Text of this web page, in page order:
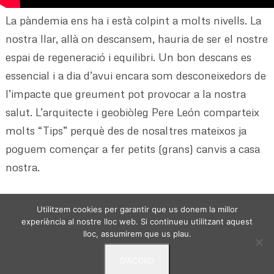
La pàndemia ens ha i està colpint a molts nivells. La
nostra llar, allà on descansem, hauria de ser el nostre
espai de regeneració i equilibri. Un bon descans es
essencial i a dia d’avui encara som desconeixedors de
l’impacte que greument pot provocar a la nostra
salut. L’arquitecte i geobiòleg Pere León comparteix
molts “Tips” perquè des de nosaltres mateixos ja
poguem començar a fer petits (grans) canvis a casa
nostra.
Utilitzem cookies per garantir que us donem la millor
experiència al nostre lloc web. Si continueu utilitzant aquest
lloc, assumirem que us plau.